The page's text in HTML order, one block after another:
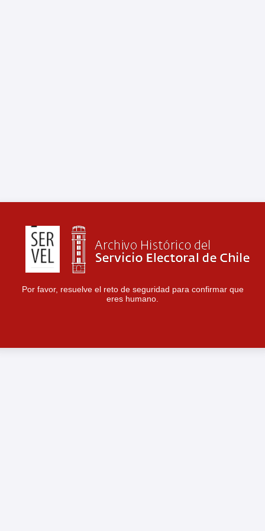
Por favor, resuelve el reto de seguridad para confirmar que
eres humano.